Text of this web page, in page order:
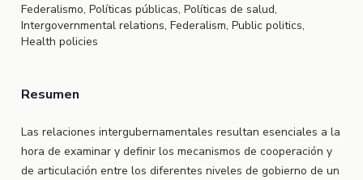
Federalismo, Políticas públicas, Políticas de salud,
Intergovernmental relations, Federalism, Public politics,
Health policies
Resumen
Las relaciones intergubernamentales resultan esenciales a la
hora de examinar y definir los mecanismos de cooperación y
de articulación entre los diferentes niveles de gobierno de un